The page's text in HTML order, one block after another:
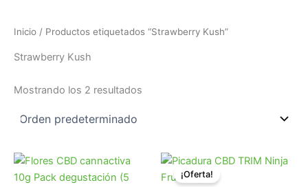
Inicio / Productos etiquetados “Strawberry Kush”
Strawberry Kush
Mostrando los 2 resultados
¡Oferta!
El
precio
original
El